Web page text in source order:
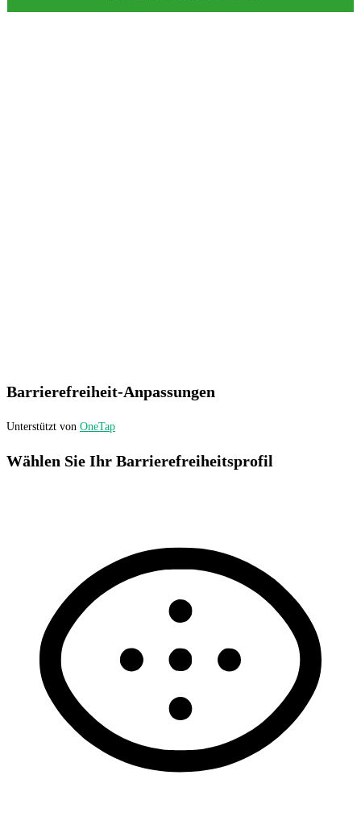
Barrierefreiheit-Anpassungen
Unterstützt von OneTap
Wählen Sie Ihr Barrierefreiheitsprofil